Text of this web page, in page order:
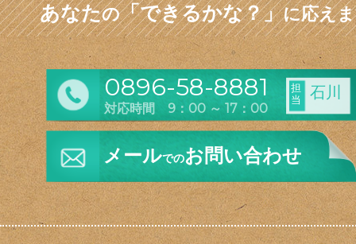
あなたの「できるかな？」に応え
0896-58-8881
対応時間 9：00 ～ 17：00
担
当
石川
メールでのお問い合わせ